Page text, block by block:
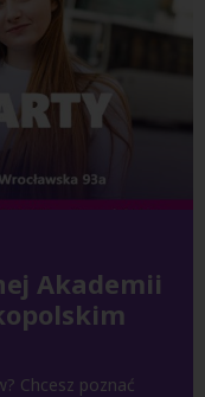
Akademii
Chcesz poznać